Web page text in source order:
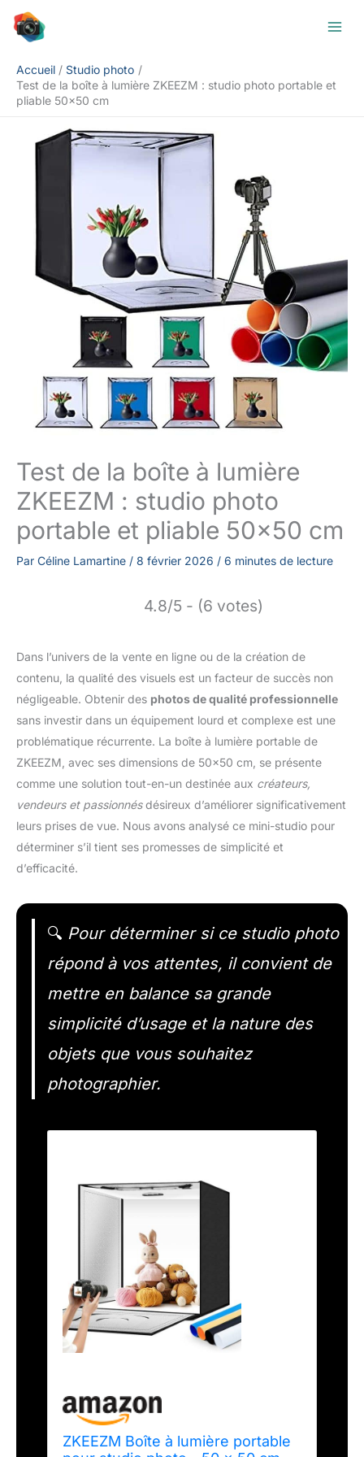
Accueil
Studio photo
Test de la boîte à lumière ZKEEZM : studio photo portable et
pliable 50×50 cm
Test de la boîte à lumière
ZKEEZM : studio photo
portable et pliable 50×50 cm
Par Céline Lamartine / 8 février 2026 / 6 minutes de lecture
4.8/5 - (6 votes)
Dans l’univers de la vente en ligne ou de la création de
contenu, la qualité des visuels est un facteur de succès non
négligeable. Obtenir des photos de qualité professionnelle
sans investir dans un équipement lourd et complexe est une
problématique récurrente. La boîte à lumière portable de
ZKEEZM, avec ses dimensions de 50×50 cm, se présente
comme une solution tout-en-un destinée aux créateurs,
vendeurs et passionnésdésireux d’améliorer significativement
leurs prises de vue. Nous avons analysé ce mini-studio pour
déterminer s’il tient ses promesses de simplicité et
d’efficacité.
🔍 Pour déterminer si ce studio photo
répond à vos attentes, il convient de
mettre en balance sa grande
simplicité d’usage et la nature des
objets que vous souhaitez
photographier.
ZKEEZM Boîte à lumière portable
Rechercher